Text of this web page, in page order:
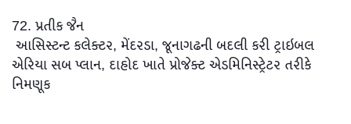
72. પ્રતીક જૈન
આસિસ્ટન્ટ કલેક્ટર, મેંદરડા, જૂનાગઢની બદલી કરી ટ્રાઇબલ
એરિયા સબ પ્લાન, દાહોદ ખાતે પ્રોજેક્ટ એડમિનિસ્ટ્રેટર તરીકે
નિમણૂક